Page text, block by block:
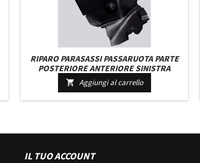
RIPARO PARASASSI PASSARUOTA PARTE
POSTERIORE ANTERIORE SINISTRA
MERCEDES CLASSE C W204 DAL 2011 IN
POI
 Aggiungi al carrello
IL TUO ACCOUNT